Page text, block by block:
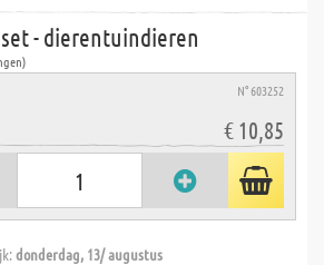
- dierentuindieren
N° 603252
€ 10,85
donderdag, 13/ augustus